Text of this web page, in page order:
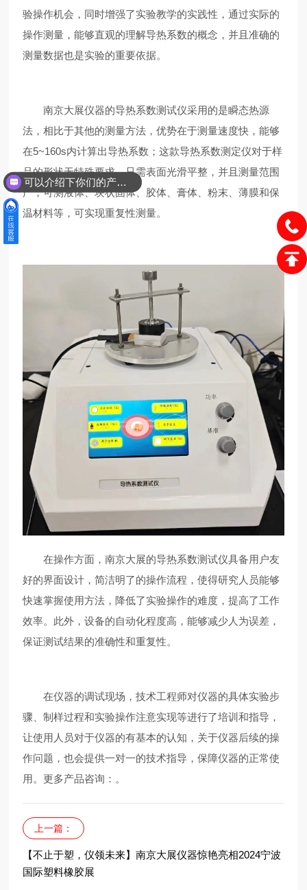
验操作机会，同时增强了实验教学的实践性，通过实际的
操作测量，能够直观的理解导热系数的概念，并且准确的
测量数据也是实验的重要依据。
南京大展仪器的导热系数测试仪采用的是瞬态热源
法，相比于其他的测量方法，优势在于测量速度快，能够
在5~160s内计算出导热系数；这款导热系数测定仪对于样
品的形状无特殊要求，只需表面光滑平整，并且测量范围
广，可测液体、块状固体、胶体、膏体、粉末、薄膜和保
温材料等，可实现重复性测量。
在操作方面，南京大展的导热系数测试仪具备用户友
好的界面设计，简洁明了的操作流程，使得研究人员能够
快速掌握使用方法，降低了实验操作的难度，提高了工作
效率。此外，设备的自动化程度高，能够减少人为误差，
保证测试结果的准确性和重复性。
在仪器的调试现场，技术工程师对仪器的具体实验步
骤、制样过程和实验操作注意实现等进行了培训和指导，
让使用人员对于仪器的有基本的认知，关于仪器后续的操
作问题，也会提供一对一的技术指导，保障仪器的正常使
用。更多产品咨询： 。
上一篇：
【不止于塑，仪领未来】南京大展仪器惊艳亮相2024宁波
国际塑料橡胶展
可以介绍下你们的产品么？